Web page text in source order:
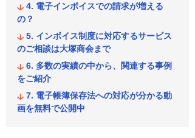
電子インボイスでの請求が増える
の？
インボイス制度に対応するサービス
のご相談は大塚商会まで
多数の実績の中から、関連する事例
をご紹介
電子帳簿保存法への対応が分かる動
画を無料で公開中